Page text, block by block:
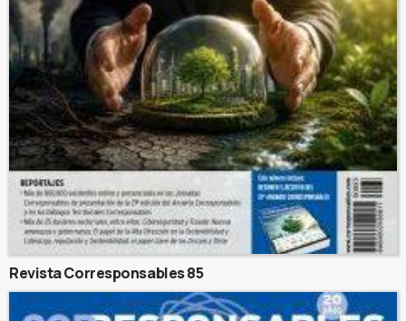
Revista Corresponsables 85